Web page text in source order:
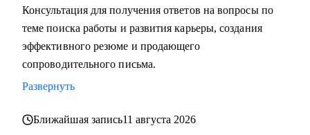
Мидл и топ руководители.
• CEO/Генеральный директор
• Операционный директор/Исполнительный директор
• Коммерческий директор/Директор по продажам
• CFO/ Финансовый директор
• Директор по производству
Консультация для получения ответов на вопросы по
теме поиска работы и развития карьеры, создания
эффективного резюме и продающего
сопроводительного письма.
Развернуть
Ближайшая запись11 августа 2026